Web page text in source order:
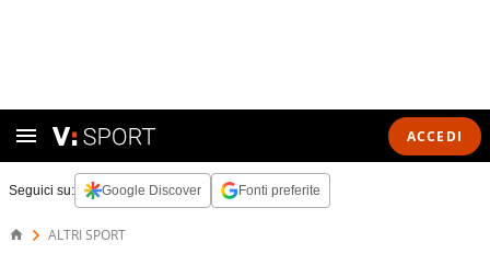
ACCEDI
Seguici su: Google Discover Fonti preferite
ALTRI SPORT